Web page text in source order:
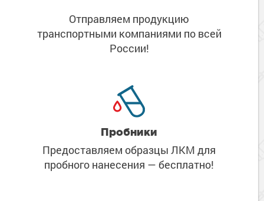
Отправляем продукцию
транспортными компаниями по всей
России!
Пробники
Предоставляем образцы ЛКМ для
пробного нанесения — бесплатно!